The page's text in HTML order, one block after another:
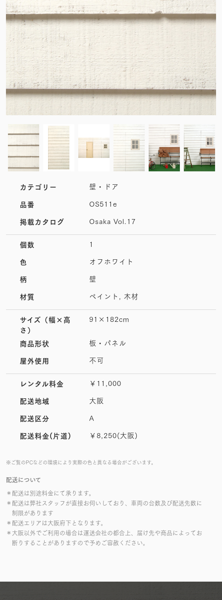
※ご覧のPCなどの環境により実際の色と異なる場合がございます。
配送について
＊配送は別途料金にて承ります。
＊配送は弊社スタッフが直接お伺いしており、車両の台数及び配送先数に
制限があります
＊配送エリアは大阪府下となります。
＊大阪以外でご利用の場合は運送会社の都合上、届け先や商品によってお
断りすることがありますので予めご容赦ください。
カテゴリー 壁・ドア
品番 OS511e
掲載カタログ Osaka Vol.17
個数 1
色 オフホワイト
柄 壁
材質 ペイント, 木材
サイズ （幅×高
さ）
91×182cm
商品形状 板・パネル
屋外使用 不可
レンタル料金 ￥11,000
配送地域 大阪
配送区分 A
配送料金(片道) ￥8,250(大阪)